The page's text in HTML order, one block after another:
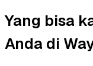
Yang bisa
Anda di